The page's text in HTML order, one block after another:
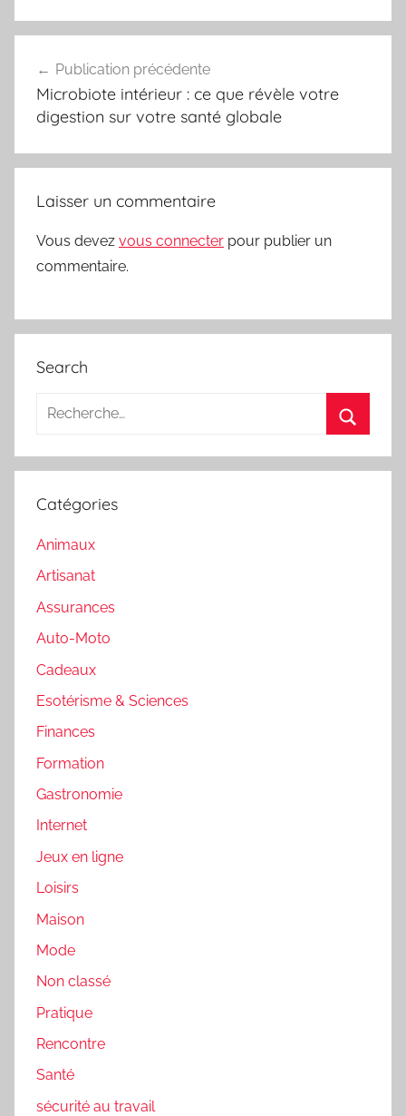
de
l’article
Publication précédente
Microbiote intérieur : ce que révèle votre
digestion sur votre santé globale
Laisser un commentaire
Vous devez vous connecter pour publier un
commentaire.
Search
Recherche
:
Catégories
Animaux
Artisanat
Assurances
Auto-Moto
Cadeaux
Esotérisme & Sciences
Finances
Formation
Gastronomie
Internet
Jeux en ligne
Loisirs
Maison
Mode
Non classé
Pratique
Rencontre
Santé
sécurité au travail